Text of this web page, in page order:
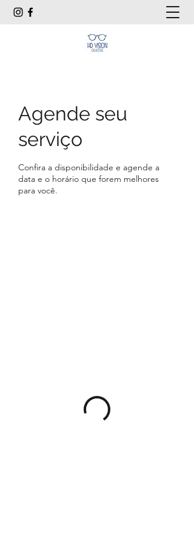
Agende seu
serviço
Confira a disponibilidade e agende a
data e o horário que forem melhores
para você.